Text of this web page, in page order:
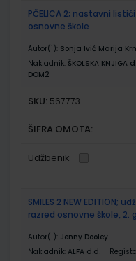
PČELICA 2; nastavni
osnovne škole
Autor(i): Sonja Ivić Marija
Nakladnik: ŠKOLSKA KNJIGA
DOM2
SKU: 567773
ŠIFRA OMOTA:
Udžbenik
SMILES 2 NEW EDITION;
razred osnovne škole, 2.
Autor(i): Jenny Dooley
Nakladnik: ALFA d.d.